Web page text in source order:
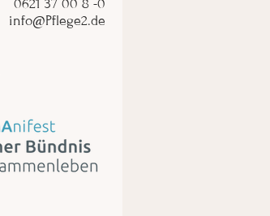
0621 37 00 8 -0
info@Pflege2.de